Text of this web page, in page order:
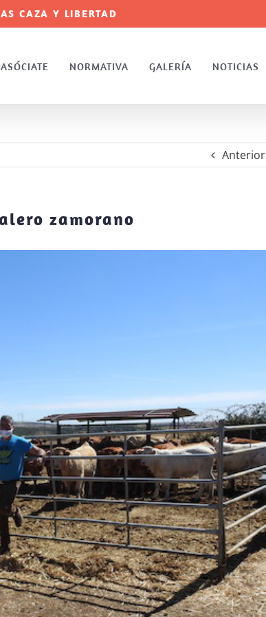
CAZA Y LIBERTAD
ASÓCIATE NORMATIVA GALERÍA NOTICIAS
Anterior
zamorano